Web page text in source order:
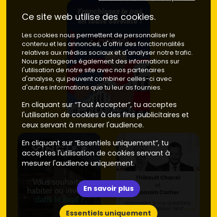
rue et la prestation, compte en moyenne
300 €/m²dans le neuf.
Pont de Bezons et bords de Seine
: très recherché
pour la connexion directe autram T2. Idéal si tu
travailles àLa Défense. Les programmes avec vues
ou terrasses se valorisent mieux : vise5 600 à 6 800
€/m²selon l'étage et la vue.
Limite Argenteuil et axes A86: compromis
intéressant pour optimiser le budget tout en restant
mobile. Les prix y sont un peu plus doux : autour de
000 à 5 700 €/m²pour des résidences bien situées.
Écoquartiers et ZAC en développement
d'un urbanisme plus qualitatif (espaces verts,
mobilités douces) et d'une montée de valeur à
l'achèvement. Surveille leslivraisons
Astuce simple : privilégie les adresses proches des arrêts
et des écoles. Un emplacement bien connecté
Ce site web utilise des cookies.
Les cookies nous permettent de personnaliser le
contenu et les annonces, d'offrir des fonctionnalités
relatives aux médias sociaux et d'analyser notre trafic.
Nous partageons également des informations sur
l'utilisation de notre site avec nos partenaires
d'analyse, qui peuvent combiner celles-ci avec
d'autres informations que tu leur as fournies.
En cliquant sur “Tout Accepter”, tu acceptes
l'utilisation de cookies à des fins publicitaires et
ceux servant à mesurer l'audience.
En cliquant sur “Essentiels uniquement”, tu
acceptes l'utilisation de cookies servant à
mesurer l'audience uniquement.
En savoir plus
Essentiels uniquement